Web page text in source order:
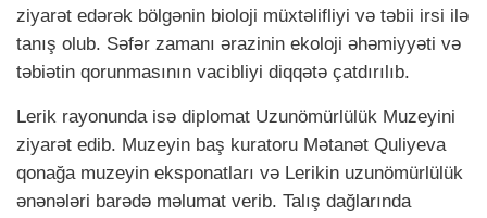
ziyarət edərək bölgənin bioloji müxtəlifliyi və təbii irsi ilə
tanış olub. Səfər zamanı ərazinin ekoloji əhəmiyyəti və
təbiətin qorunmasının vacibliyi diqqətə çatdırılıb.
Lerik rayonunda isə diplomat Uzunömürlülük Muzeyini
ziyarət edib. Muzeyin baş kuratoru Mətanət Quliyeva
qonağa muzeyin eksponatları və Lerikin uzunömürlülük
ənənələri barədə məlumat verib. Talış dağlarında